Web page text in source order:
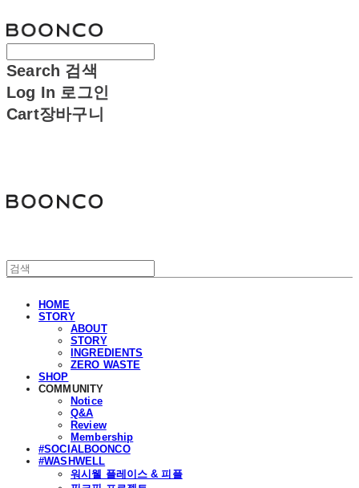
Search 검색
Log In 로그인
Cart장바구니
HOME
STORY
ABOUT
STORY
INGREDIENTS
ZERO WASTE
SHOP
COMMUNITY
Notice
Q&A
Review
Membership
#SOCIALBOONCO
#WASHWELL
워시웰 플레이스 & 피플